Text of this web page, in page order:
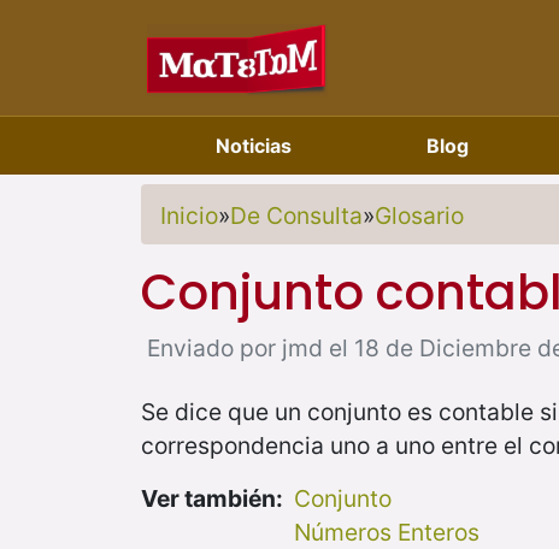
Noticias Blog
Inicio»De Consulta»Glosario
Conjunto
Enviado por jmd el 18 de Diciembre
Se dice que un conjunto es contable
correspondencia uno a uno entre el
Ver también: Conjunto
Números Enteros